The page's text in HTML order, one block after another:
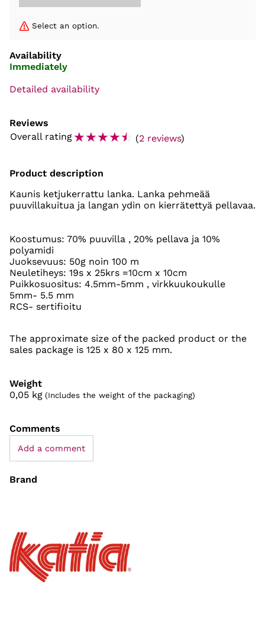
Select an option.
Availability
Immediately
Detailed availability
Reviews
Overall rating☆☆☆☆☆ (2 reviews)
Product description
Kaunis ketjukerrattu lanka. Lanka pehmeää
puuvillakuitua ja langan ydin on kierrätettyä pellavaa.
Koostumus: 70% puuvilla , 20% pellava ja 10%
polyamidi
Juoksevuus: 50g noin 100 m
Neuletiheys: 19s x 25krs =10cm x 10cm
Puikkosuositus: 4.5mm-5mm , virkkuukoukulle
5mm- 5.5 mm
RCS- sertifioitu
The approximate size of the packed product or the
sales package is 125 x 80 x 125 mm.
Weight
0,05 kg (Includes the weight of the packaging)
Comments
Add a comment
Brand